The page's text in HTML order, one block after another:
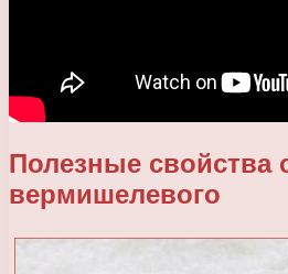
Полезные свойства
вермишелевого